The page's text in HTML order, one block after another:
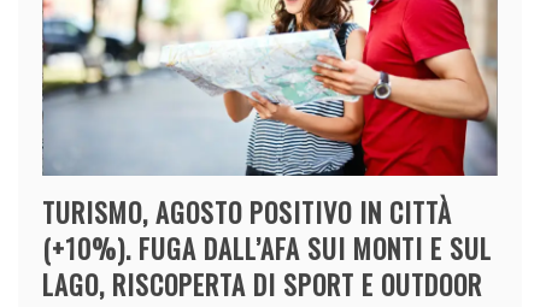
TURISMO, AGOSTO POSITIVO IN CITTÀ
(+10%). FUGA DALL’AFA SUI MONTI E SUL
LAGO, RISCOPERTA DI SPORT E OUTDOOR